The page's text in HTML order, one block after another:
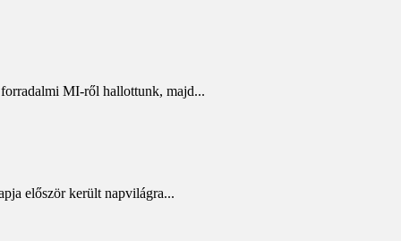
forradalmi MI-ről hallottunk, majd...
először került napvilágra...